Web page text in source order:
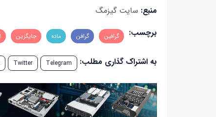
منبع: سایت گیز‌مگ
برچسب:
گرافین گرافن ماده جایگزین
به اشتراک گذاری مطلب: Telegram
Twitter